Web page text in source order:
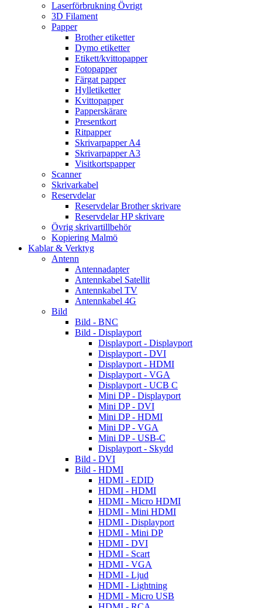
Laserförbrukning Övrigt
3D Filament
Papper
Brother etiketter
Dymo etiketter
Etikett/kvittopapper
Fotopapper
Färgat papper
Hylletiketter
Kvittopapper
Papperskärare
Presentkort
Ritpapper
Skrivarpapper A4
Skrivarpapper A3
Visitkortspapper
Scanner
Skrivarkabel
Reservdelar
Reservdelar Brother skrivare
Reservdelar HP skrivare
Övrig skrivartillbehör
Kopiering Malmö
Kablar & Verktyg
Antenn
Antennadapter
Antennkabel Satellit
Antennkabel TV
Antennkabel 4G
Bild
Bild - BNC
Bild - Displayport
Displayport - Displayport
Displayport - DVI
Displayport - HDMI
Displayport - VGA
Displayport - UCB C
Mini DP - Displayport
Mini DP - DVI
Mini DP - HDMI
Mini DP - VGA
Mini DP - USB-C
Displayport - Skydd
Bild - DVI
Bild - HDMI
HDMI - EDID
HDMI - HDMI
HDMI - Micro HDMI
HDMI - Mini HDMI
HDMI - Displayport
HDMI - Mini DP
HDMI - DVI
HDMI - Scart
HDMI - VGA
HDMI - Ljud
HDMI - Lightning
HDMI - Micro USB